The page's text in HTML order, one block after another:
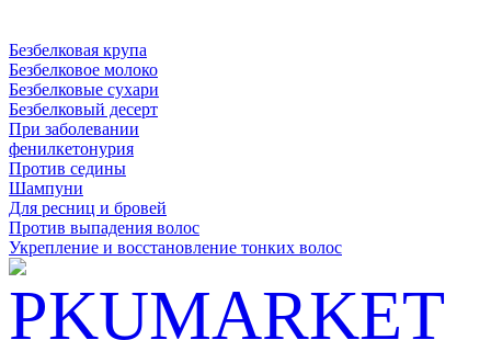
Безбелковая крупа
Безбелковое молоко
Безбелковые сухари
Безбелковый десерт
При заболевании
фенилкетонурия
Против седины
Шампуни
Для ресниц и бровей
Против выпадения волос
Укрепление и восстановление тонких волос